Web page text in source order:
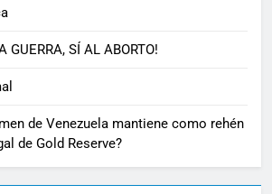
GUERRA, SÍ AL ABORTO!
de Venezuela mantiene como rehén
de Gold Reserve?